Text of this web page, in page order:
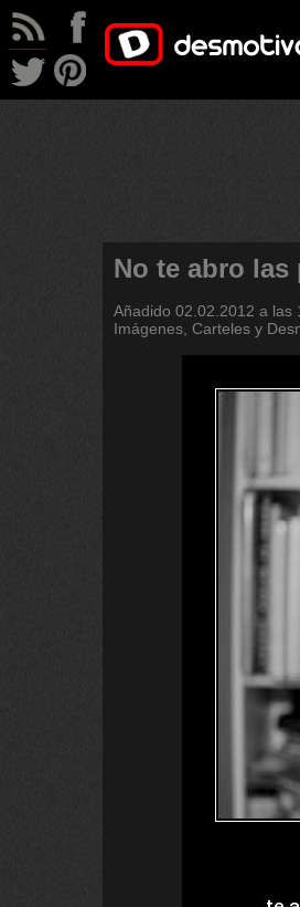
No te abro las
Añadido 02.02.2012 a las
Imágenes, Carteles y